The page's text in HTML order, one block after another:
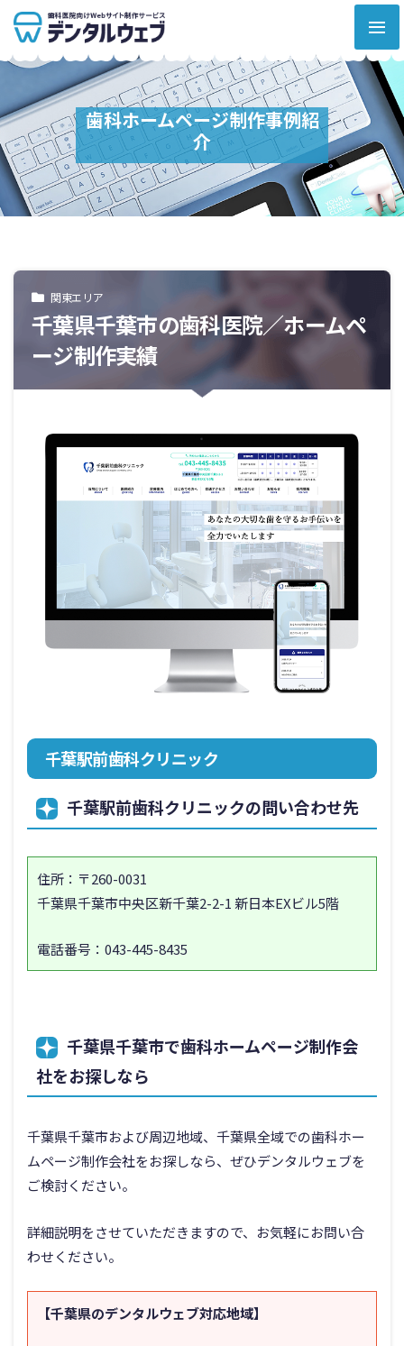
歯科ホームページ制作事例紹
介
関東エリア
千葉県千葉市の歯科医院／ホームペ
ージ制作実績
千葉駅前歯科クリニック
千葉駅前歯科クリニックの問い合わせ先
住所： 〒260-0031
千葉県千葉市中央区新千葉2-2-1 新日本EXビル5階
電話番号： 043-445-8435
千葉県千葉市で歯科ホームページ制作会
社をお探しなら
千葉県千葉市および周辺地域、千葉県全域での歯科ホー
ムページ制作会社をお探しなら、ぜひデンタルウェブを
ご検討ください。
詳細説明をさせていただきますので、お気軽にお問い合
わせください。
【千葉県のデンタルウェブ対応地域】